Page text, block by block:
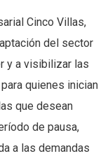
Cinco Villas,
del sector
y a visibilizar las
quienes inician
que desean
de pausa,
a las demandas